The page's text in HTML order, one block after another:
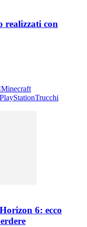
realizzati con
Minecraft
PlayStationTrucchi
6: ecco